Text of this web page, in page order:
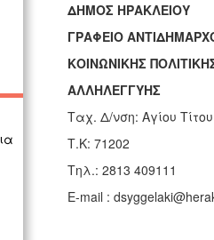
ΔΗΜΟΣ ΗΡΑΚΛΕΙΟΥ
ΓΡΑΦΕΙΟ
ΚΟΙΝΩΝΙΚΗΣ
ΑΛΛΗΛΕΓΓΥΗΣ
Ταχ. Δ/νση: Αγίου Τίτου
Τ.Κ: 71202
Τηλ.: 2813 409111
E-mail :